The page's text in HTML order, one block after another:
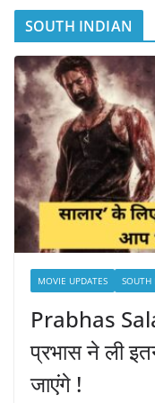
SOUTH INDIAN
MOVIE UPDATES SOUTH
Prabhas
प्रभास ने ली
जाएंगे !